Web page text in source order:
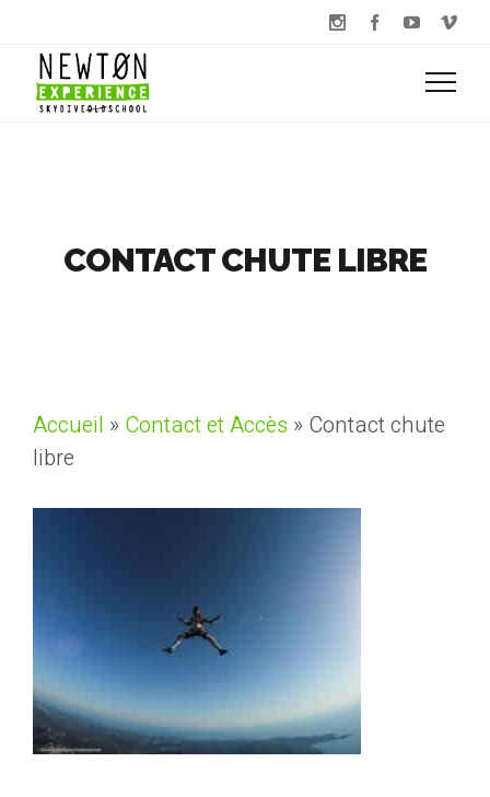
CONTACT CHUTE LIBRE
Accueil » Contact et Accès » Contact chute
libre